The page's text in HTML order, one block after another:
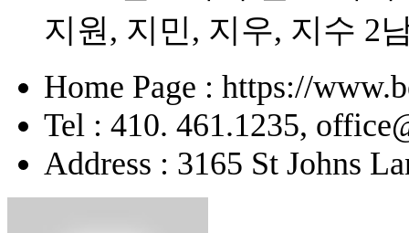
지원, 지민, 지우, 지수 2
Home Page : https://
Tel : 410. 461.1235,
Address : 3165 St Johns